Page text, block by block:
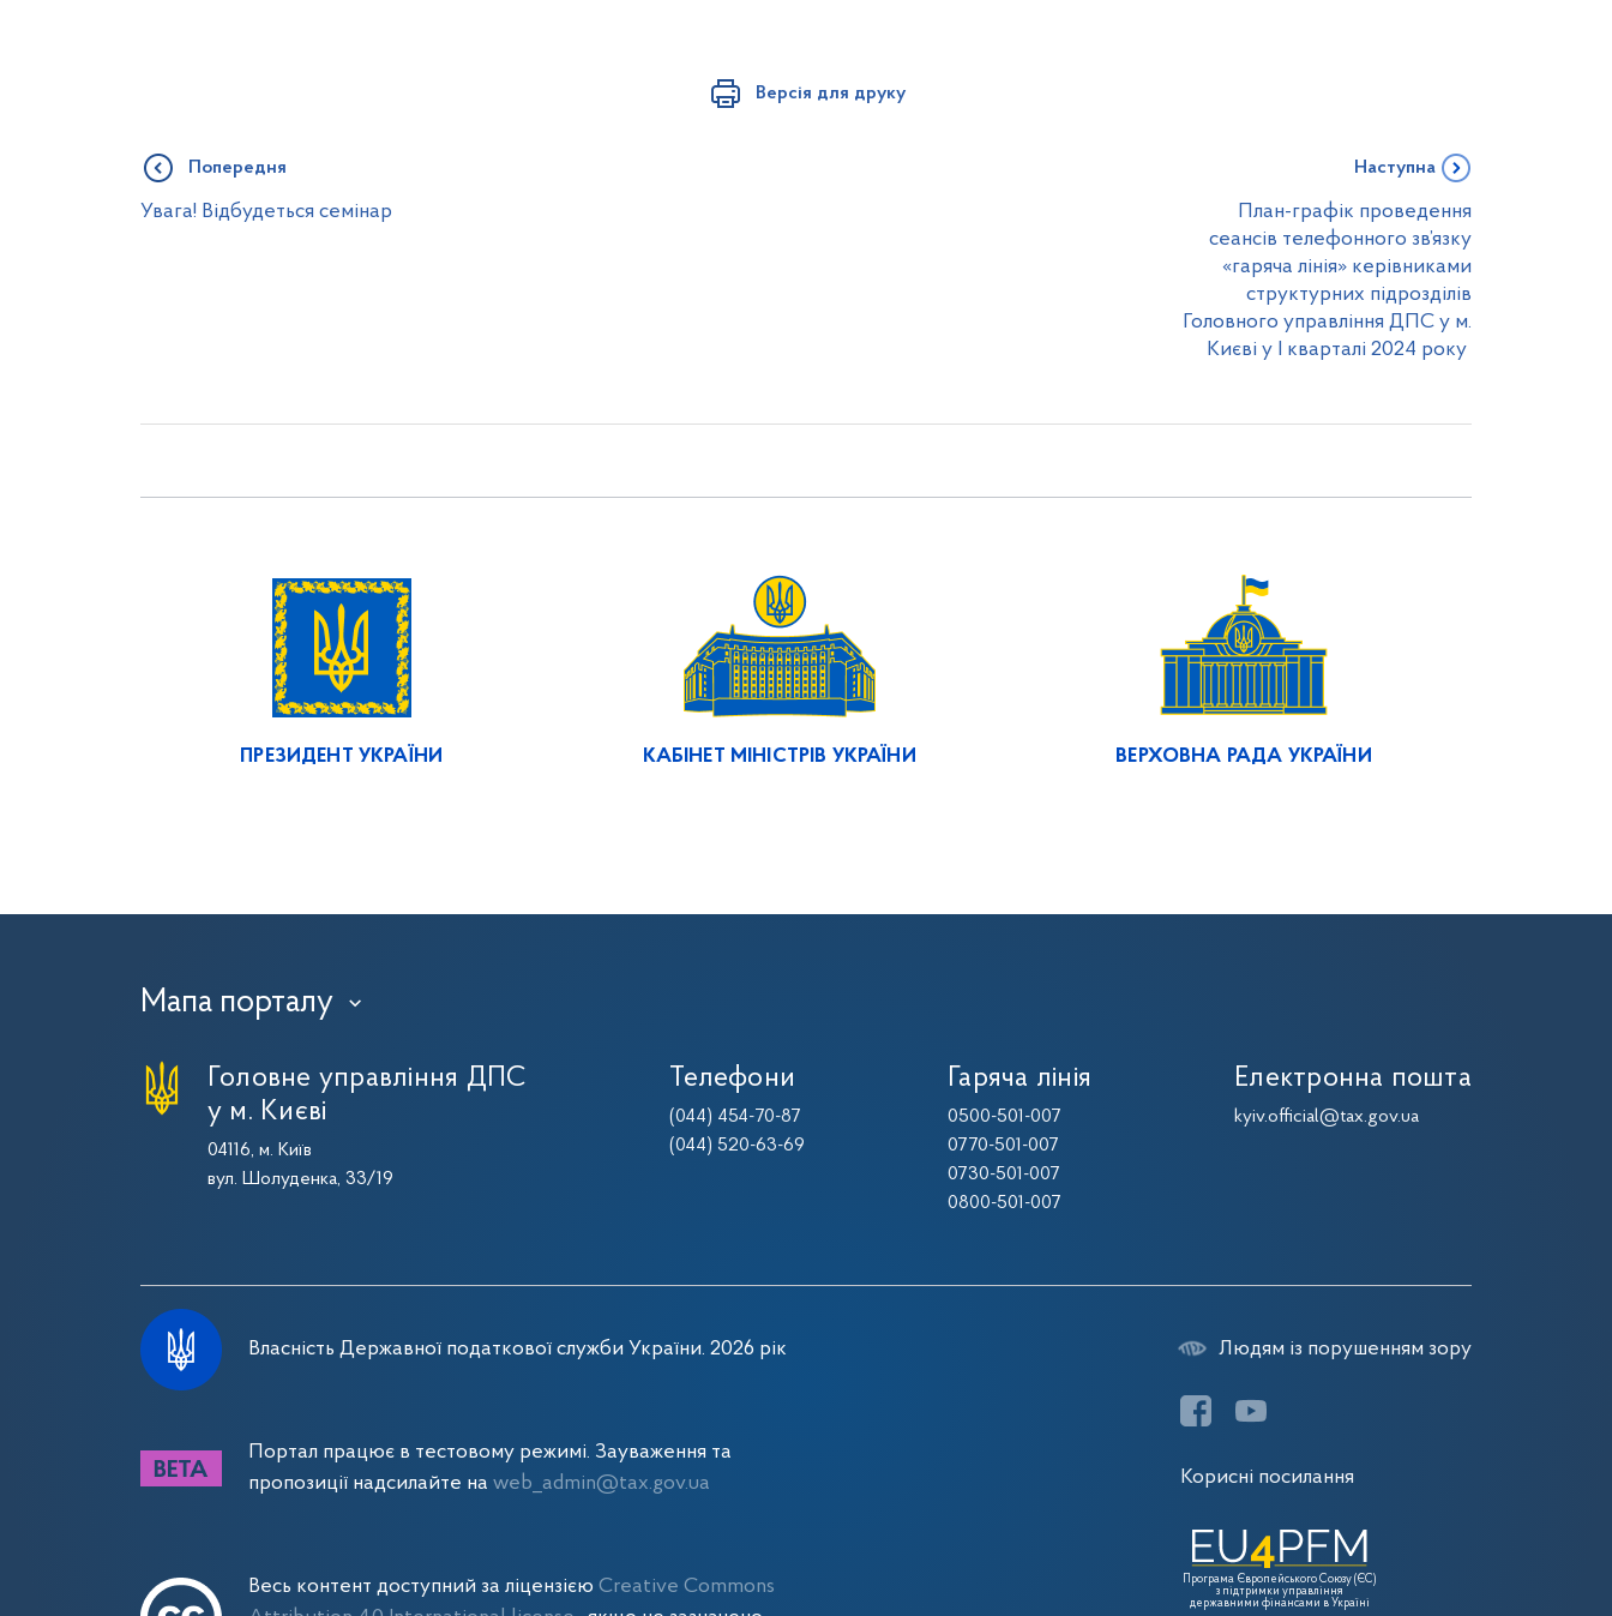
Версія для друку
Попередня
Увага! Відбудеться семінар
Наступна
План-графік проведення
сеансів телефонного зв’язку
«гаряча лінія» керівниками
структурних підрозділів
Головного управління ДПС у м.
Києві у І кварталі 2024 року
ПРЕЗИДЕНТ УКРАЇНИ КАБІНЕТ МІНІСТРІВ УКРАЇНИ ВЕРХОВНА РАДА УКРАЇНИ
Мапа порталу ›
Головне управління ДПС
у м. Києві
04116, м. Київ
вул. Шолуденка, 33/19
Телефони
(044) 454-70-87
(044) 520-63-69
Гаряча лінія
0500-501-007
0770-501-007
0730-501-007
0800-501-007
Електронна пошта
kyiv.official@tax.gov.ua
Власність Державної податкової служби України. 2026 рік
Портал працює в тестовому режимі. Зауваження та
пропозиції надсилайте на web_admin@tax.gov.ua
Весь контент доступний за ліцензією Creative Commons
Людям із порушенням зору
Корисні посилання
Програма Європейського Союзу (ЄС)
з підтримки управління
державними фінансами в Україні